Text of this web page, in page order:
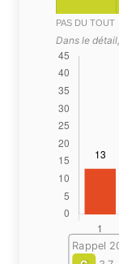
PAS DU TOUT
Dans le détail,
Rappel